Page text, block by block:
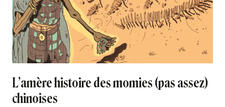
L’amère histoire des momies (pas assez)
chinoises